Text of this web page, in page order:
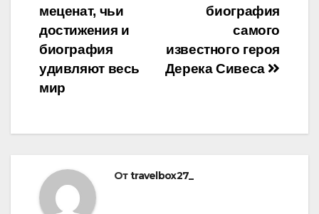
биография
самого
известного героя
Дерека Сивеса
меценат, чьи
достижения и
биография
удивляют весь
мир
Отtravelbox27_